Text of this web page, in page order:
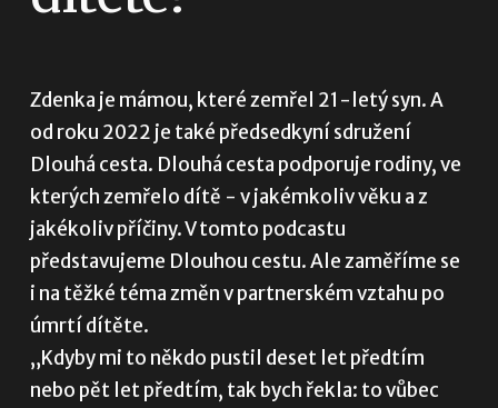
Zdenka je mámou, které zemřel 21-letý syn. A
od roku 2022 je také předsedkyní sdružení
Dlouhá cesta. Dlouhá cesta podporuje rodiny, ve
kterých zemřelo dítě - v jakémkoliv věku a z
jakékoliv příčiny. V tomto podcastu
představujeme Dlouhou cestu. Ale zaměříme se
i na těžké téma změn v partnerském vztahu po
úmrtí dítěte.
„Kdyby mi to někdo pustil deset let předtím
nebo pět let předtím, tak bych řekla: to vůbec